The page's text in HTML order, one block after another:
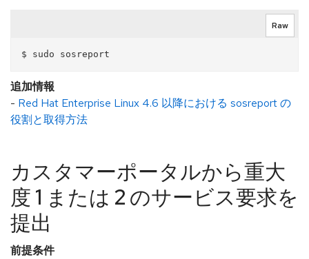
Raw
追加情報
- Red Hat Enterprise Linux 4.6 以降における sosreport の
役割と取得方法
カスタマーポータルから重大
度 1 または 2 のサービス要求を
提出
前提条件